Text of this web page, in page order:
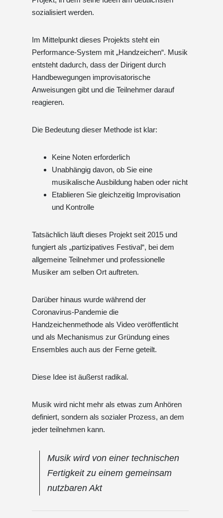
sozialisiert werden.
Im Mittelpunkt dieses Projekts steht ein
Performance-System mit „Handzeichen“. Musik
entsteht dadurch, dass der Dirigent durch
Handbewegungen improvisatorische
Anweisungen gibt und die Teilnehmer darauf
reagieren.
Die Bedeutung dieser Methode ist klar:
Keine Noten erforderlich
Unabhängig davon, ob Sie eine
musikalische Ausbildung haben oder nicht
Etablieren Sie gleichzeitig Improvisation
und Kontrolle
Tatsächlich läuft dieses Projekt seit 2015 und
fungiert als „partizipatives Festival“, bei dem
allgemeine Teilnehmer und professionelle
Musiker am selben Ort auftreten.
Darüber hinaus wurde während der
Coronavirus-Pandemie die
Handzeichenmethode als Video veröffentlicht
und als Mechanismus zur Gründung eines
Ensembles auch aus der Ferne geteilt.
Diese Idee ist äußerst radikal.
Musik wird nicht mehr als etwas zum Anhören
definiert, sondern als sozialer Prozess, an dem
jeder teilnehmen kann.
Musik wird von einer technischen
Fertigkeit zu einem gemeinsam
nutzbaren Akt